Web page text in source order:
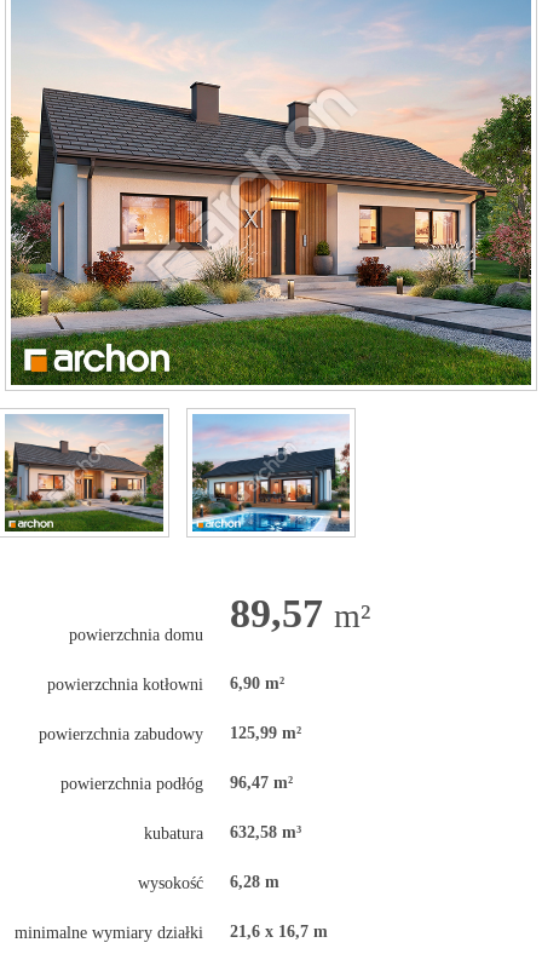
powierzchnia domu 89,57 m²
powierzchnia kotłowni 6,90 m²
powierzchnia zabudowy 125,99 m²
powierzchnia podłóg 96,47 m²
kubatura 632,58 m³
wysokość 6,28 m
minimalne wymiary działki 21,6 x 16,7 m